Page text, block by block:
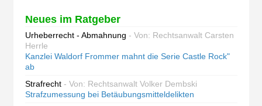
Neues im Ratgeber
Urheberrecht - Abmahnung - Von: Rechtsanwalt Carsten
Herrle
Kanzlei Waldorf Frommer mahnt die Serie Castle Rock"
ab
Strafrecht - Von: Rechtsanwalt Volker Dembski
Strafzumessung bei Betäubungsmitteldelikten